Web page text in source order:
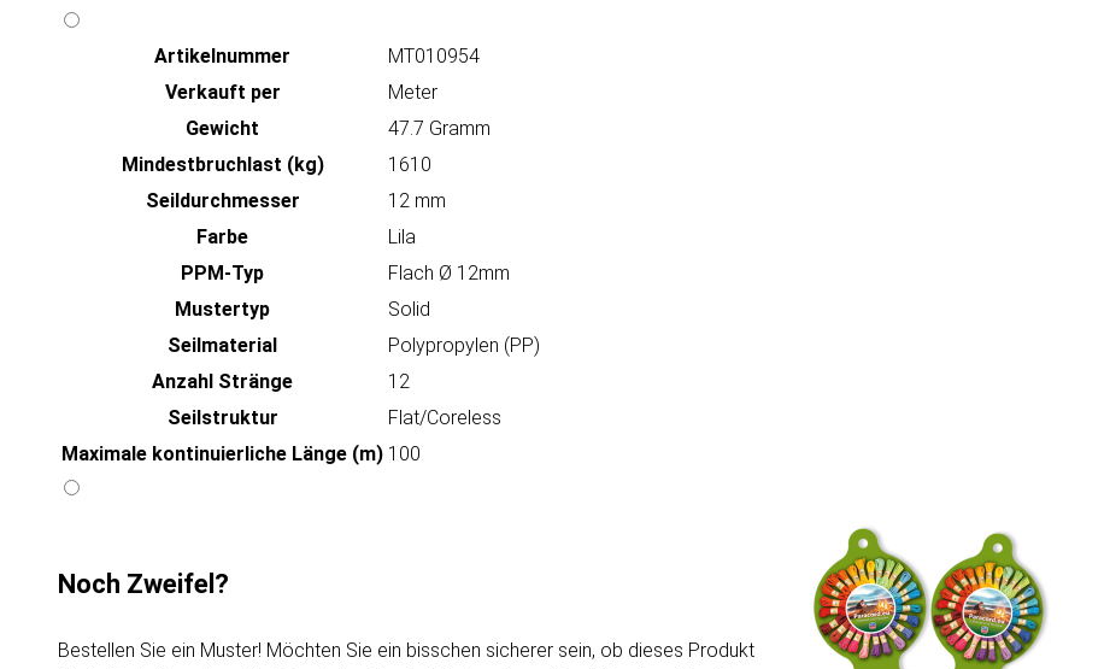
Artikeln‌ummer
MT010954
Verkauft per
Meter
Gewicht
47.7 Gramm
Mindestbruchlast (kg)
1610
Seildurchmesser
12 mm
Farbe
Lila
PPM-Typ
Flach Ø 12mm
Mustertyp
Solid
Seilmaterial
Polypropylen (PP)
Anzahl Stränge
12
Seilstruktur
Flat/Coreless
Maximale kontinuierliche Länge (m) 100
Noch Zweifel?
Bestellen Sie ein Muster! Möchten Sie ein bisschen sicherer sein, ob dieses Produkt